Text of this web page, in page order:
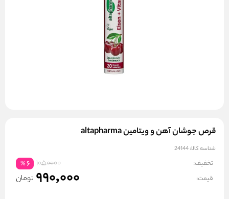
قرص جوشان آهن و ویتامین altapharma
شناسه کالا:24144
تخفیف: 1050000
6
%
قیمت: 990,000 تومان